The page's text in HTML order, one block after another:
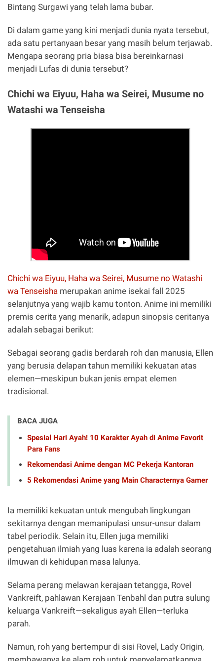
Bintang Surgawi yang telah lama bubar.
Di dalam game yang kini menjadi dunia nyata tersebut,
ada satu pertanyaan besar yang masih belum terjawab.
Mengapa seorang pria biasa bisa bereinkarnasi
menjadi Lufas di dunia tersebut?
Chichi wa Eiyuu, Haha wa Seirei, Musume no
Watashi wa Tenseisha
Chichi wa Eiyuu, Haha wa Seirei, Musume no Watashi
wa Tenseisha merupakan anime isekai fall 2025
selanjutnya yang wajib kamu tonton. Anime ini memiliki
premis cerita yang menarik, adapun sinopsis ceritanya
adalah sebagai berikut:
Sebagai seorang gadis berdarah roh dan manusia, Ellen
yang berusia delapan tahun memiliki kekuatan atas
elemen—meskipun bukan jenis empat elemen
tradisional.
BACA JUGA
Spesial Hari Ayah! 10 Karakter Ayah di Anime Favorit
Para Fans
Rekomendasi Anime dengan MC Pekerja Kantoran
5 Rekomendasi Anime yang Main Characternya Gamer
Ia memiliki kekuatan untuk mengubah lingkungan
sekitarnya dengan memanipulasi unsur-unsur dalam
tabel periodik. Selain itu, Ellen juga memiliki
pengetahuan ilmiah yang luas karena ia adalah seorang
ilmuwan di kehidupan masa lalunya.
Selama perang melawan kerajaan tetangga, Rovel
Vankreift, pahlawan Kerajaan Tenbahl dan putra sulung
keluarga Vankreift—sekaligus ayah Ellen—terluka
parah.
Namun, roh yang bertempur di sisi Rovel, Lady Origin,